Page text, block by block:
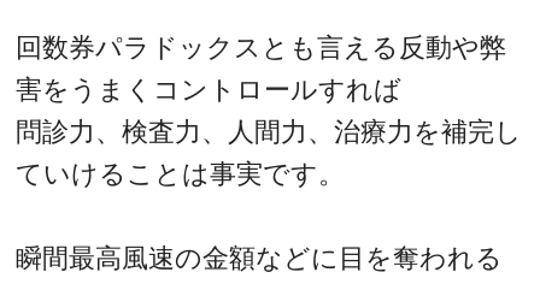
回数券パラドックスとも言える反動や弊
害をうまくコントロールすれば
問診力、検査力、人間力、治療力を補完し
ていけることは事実です。
瞬間最高風速の金額などに目を奪われる